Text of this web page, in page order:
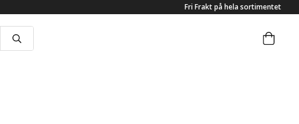
Fri Frakt på hela sortimentet